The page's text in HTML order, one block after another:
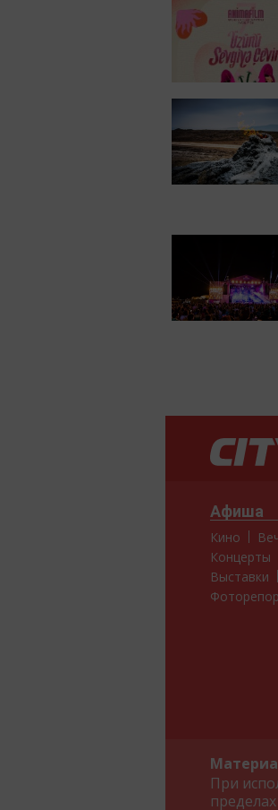
Афиша
Кино
Концерты
Выставки
При